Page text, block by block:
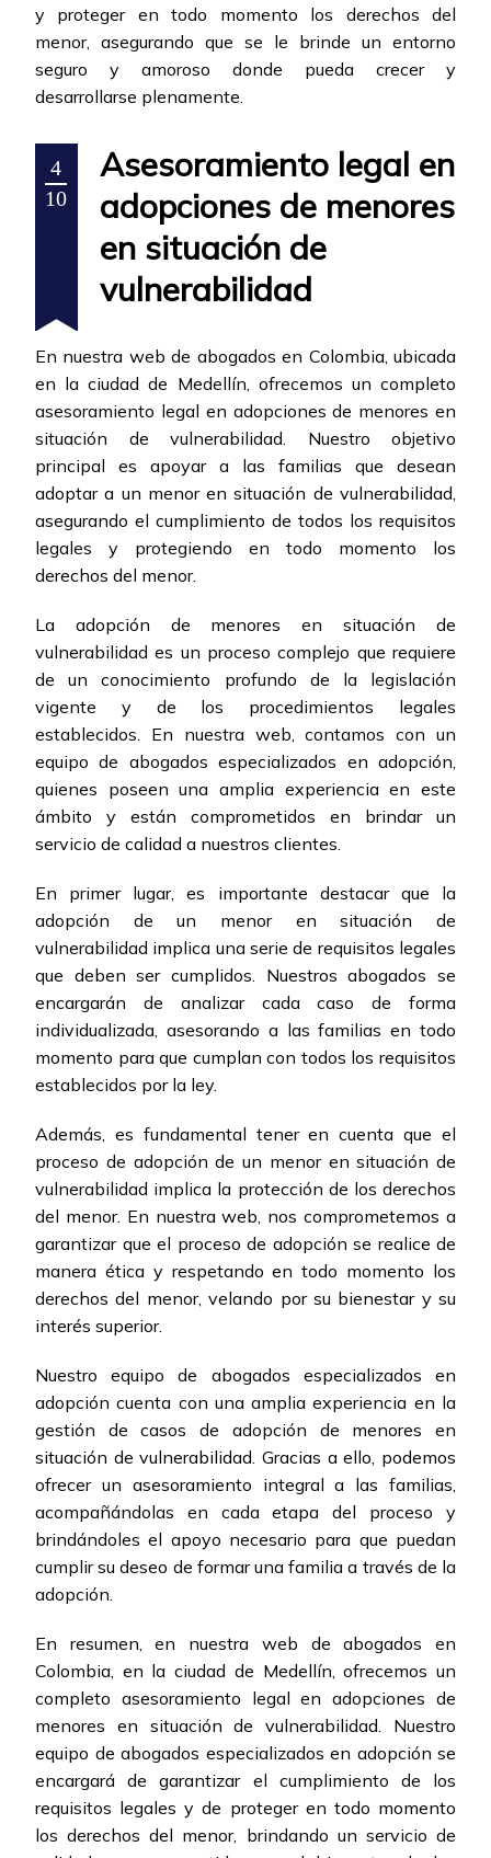
y proteger en todo momento los derechos del
menor, asegurando que se le brinde un entorno
seguro y amoroso donde pueda crecer y
desarrollarse plenamente.
4
10
Asesoramiento legal en
adopciones de menores
en situación de
vulnerabilidad
En nuestra web de abogados en Colombia, ubicada
en la ciudad de Medellín, ofrecemos un completo
asesoramiento legal en adopciones de menores en
situación de vulnerabilidad. Nuestro objetivo
principal es apoyar a las familias que desean
adoptar a un menor en situación de vulnerabilidad,
asegurando el cumplimiento de todos los requisitos
legales y protegiendo en todo momento los
derechos del menor.
La adopción de menores en situación de
vulnerabilidad es un proceso complejo que requiere
de un conocimiento profundo de la legislación
vigente y de los procedimientos legales
establecidos. En nuestra web, contamos con un
equipo de abogados especializados en adopción,
quienes poseen una amplia experiencia en este
ámbito y están comprometidos en brindar un
servicio de calidad a nuestros clientes.
En primer lugar, es importante destacar que la
adopción de un menor en situación de
vulnerabilidad implica una serie de requisitos legales
que deben ser cumplidos. Nuestros abogados se
encargarán de analizar cada caso de forma
individualizada, asesorando a las familias en todo
momento para que cumplan con todos los requisitos
establecidos por la ley.
Además, es fundamental tener en cuenta que el
proceso de adopción de un menor en situación de
vulnerabilidad implica la protección de los derechos
del menor. En nuestra web, nos comprometemos a
garantizar que el proceso de adopción se realice de
manera ética y respetando en todo momento los
derechos del menor, velando por su bienestar y su
interés superior.
Nuestro equipo de abogados especializados en
adopción cuenta con una amplia experiencia en la
gestión de casos de adopción de menores en
situación de vulnerabilidad. Gracias a ello, podemos
ofrecer un asesoramiento integral a las familias,
acompañándolas en cada etapa del proceso y
brindándoles el apoyo necesario para que puedan
cumplir su deseo de formar una familia a través de la
adopción.
En resumen, en nuestra web de abogados en
Colombia, en la ciudad de Medellín, ofrecemos un
completo asesoramiento legal en adopciones de
menores en situación de vulnerabilidad. Nuestro
equipo de abogados especializados en adopción se
encargará de garantizar el cumplimiento de los
requisitos legales y de proteger en todo momento
los derechos del menor, brindando un servicio de